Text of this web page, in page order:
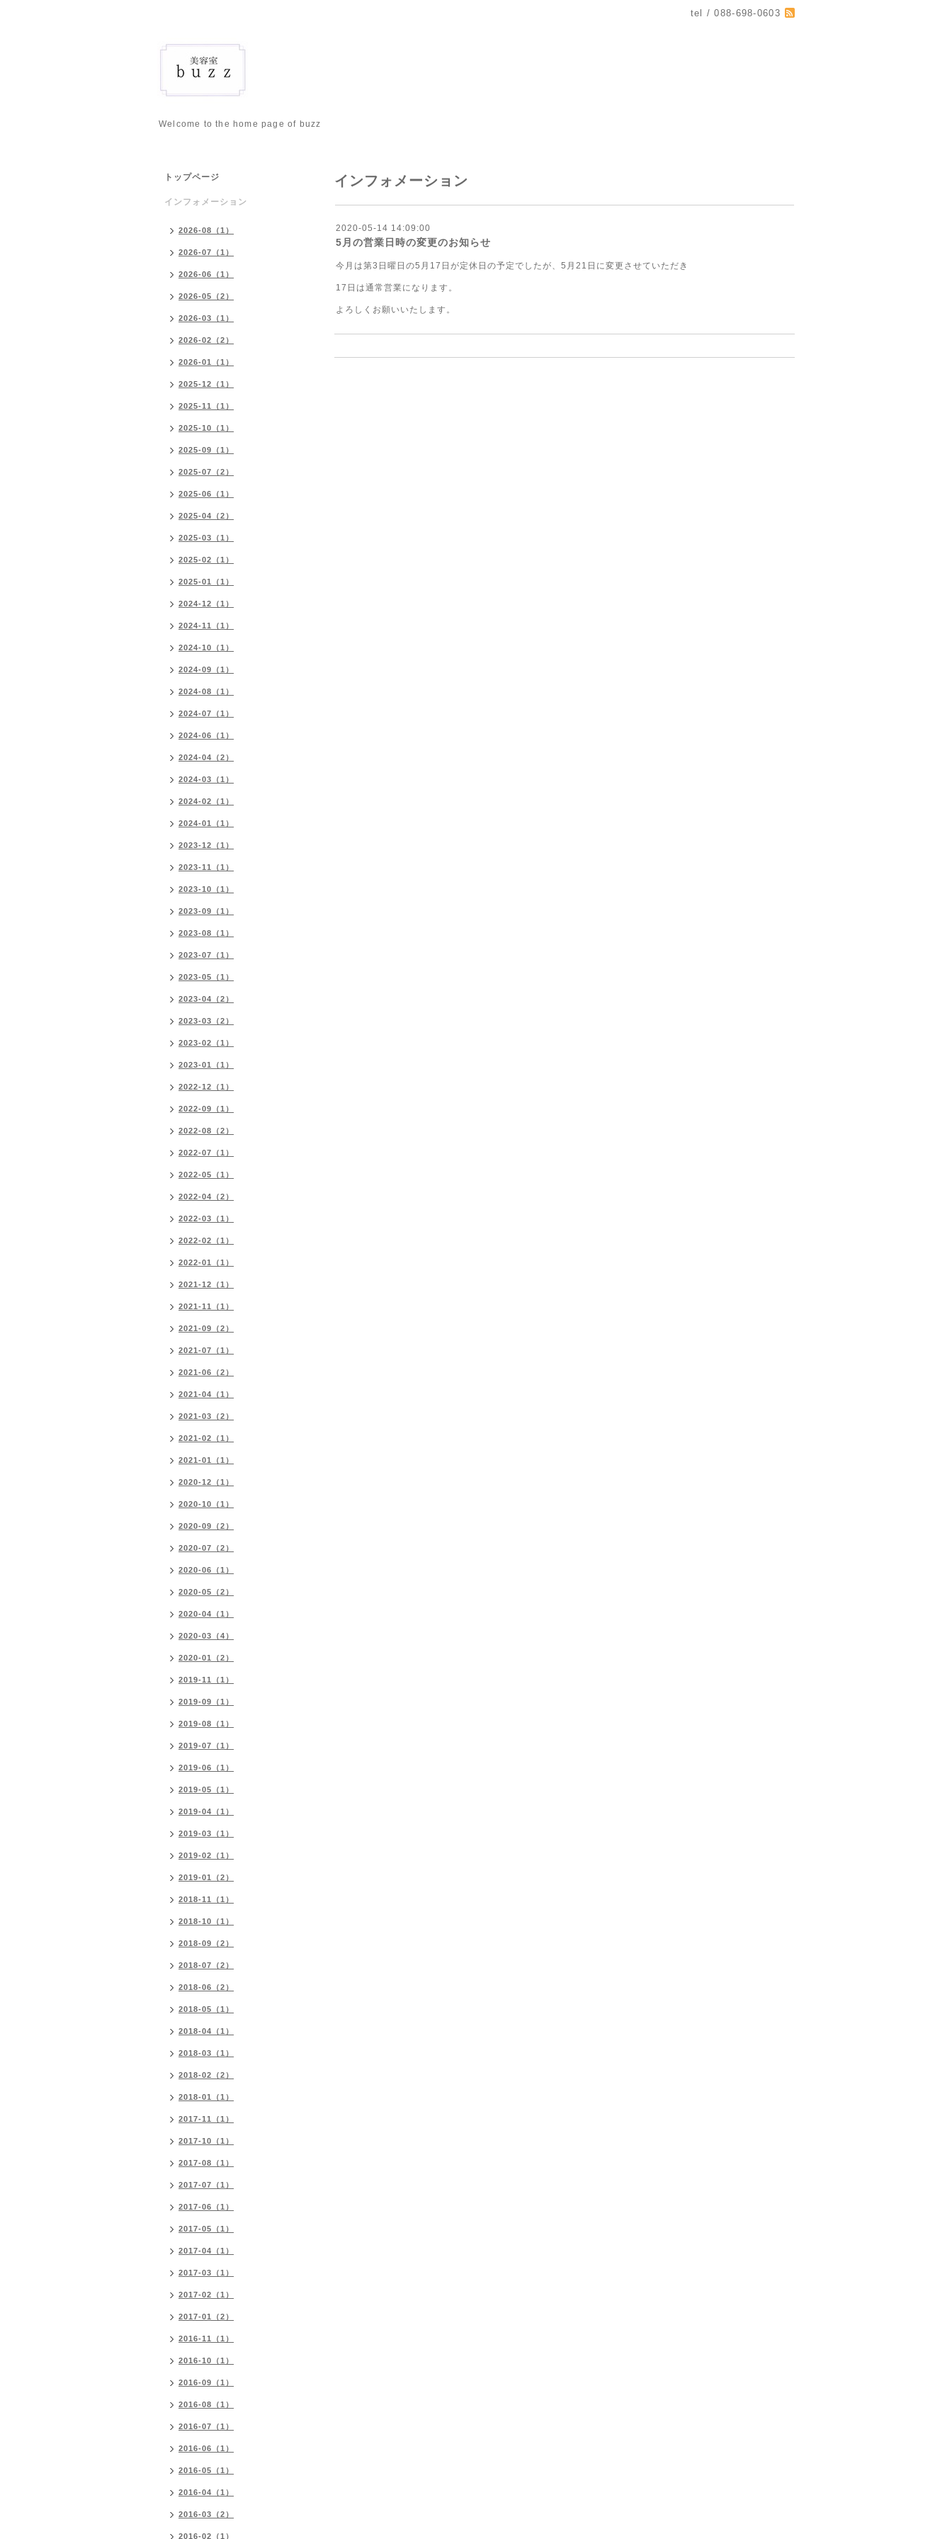
tel / 088-698-0603
Welcome to the home page of buzz
インフォメーション
2020-05-14 14:09:00
5月の営業日時の変更のお知らせ
今月は第3日曜日の5月17日が定休日の予定でしたが、5月21日に変更させていただき
17日は通常営業になります。
よろしくお願いいたします。
トップページ
インフォメーション
2026-08（1）
2026-07（1）
2026-06（1）
2026-05（2）
2026-03（1）
2026-02（2）
2026-01（1）
2025-12（1）
2025-11（1）
2025-10（1）
2025-09（1）
2025-07（2）
2025-06（1）
2025-04（2）
2025-03（1）
2025-02（1）
2025-01（1）
2024-12（1）
2024-11（1）
2024-10（1）
2024-09（1）
2024-08（1）
2024-07（1）
2024-06（1）
2024-04（2）
2024-03（1）
2024-02（1）
2024-01（1）
2023-12（1）
2023-11（1）
2023-10（1）
2023-09（1）
2023-08（1）
2023-07（1）
2023-05（1）
2023-04（2）
2023-03（2）
2023-02（1）
2023-01（1）
2022-12（1）
2022-09（1）
2022-08（2）
2022-07（1）
2022-05（1）
2022-04（2）
2022-03（1）
2022-02（1）
2022-01（1）
2021-12（1）
2021-11（1）
2021-09（2）
2021-07（1）
2021-06（2）
2021-04（1）
2021-03（2）
2021-02（1）
2021-01（1）
2020-12（1）
2020-10（1）
2020-09（2）
2020-07（2）
2020-06（1）
2020-05（2）
2020-04（1）
2020-03（4）
2020-01（2）
2019-11（1）
2019-09（1）
2019-08（1）
2019-07（1）
2019-06（1）
2019-05（1）
2019-04（1）
2019-03（1）
2019-02（1）
2019-01（2）
2018-11（1）
2018-10（1）
2018-09（2）
2018-07（2）
2018-06（2）
2018-05（1）
2018-04（1）
2018-03（1）
2018-02（2）
2018-01（1）
2017-11（1）
2017-10（1）
2017-08（1）
2017-07（1）
2017-06（1）
2017-05（1）
2017-04（1）
2017-03（1）
2017-02（1）
2017-01（2）
2016-11（1）
2016-10（1）
2016-09（1）
2016-08（1）
2016-07（1）
2016-06（1）
2016-05（1）
2016-04（1）
2016-03（2）
2016-02（1）